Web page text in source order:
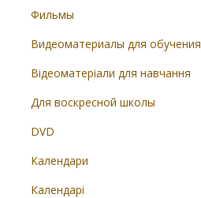
Фильмы
Видеоматериалы для обучения
Відеоматеріали для навчання
Для воскресной школы
DVD
Календари
Календарі